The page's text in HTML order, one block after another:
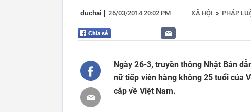
duchai 26/03/2014 20:02 PM | XÃ HỘI » PHÁP
Ngày 26-3, truyền thông Nhật Bản
nữ tiếp viên hàng không 25 tuổi của
cắp về Việt Nam.